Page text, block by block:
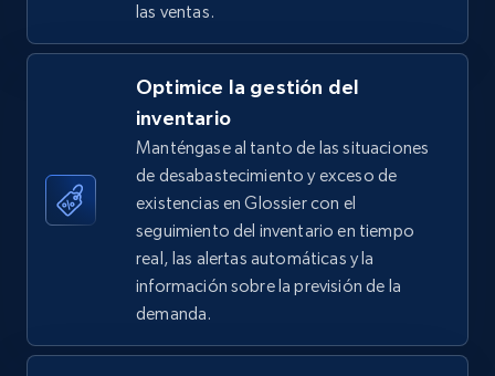
TikTok Shop - discover records by shop url
URL, Title, Available, Description, Currency, Initial
price, Final price, Discount percent, and more.
668+ Comenzar ahora
las ventas.
Optimice la gestión del
inventario
Manténgase al tanto de las situaciones
de desabastecimiento y exceso de
existencias en Glossier con el
seguimiento del inventario en tiempo
real, las alertas automáticas y la
información sobre la previsión de la
demanda.